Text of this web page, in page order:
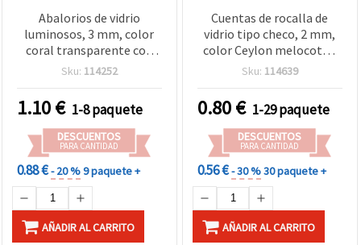
Abalorios de vidrio
luminosos, 3 mm, color
coral transparente con
hilo luminiscente - 50 g
Sku: 114252
1.10€ 1-8 paquete
DESCUENTOS
PARA CANTIDAD
0.88 €- 20 %9 paquete +
AÑADIR AL CARRITO
Cuentas de rocalla de
vidrio tipo checo, 2 mm,
color Ceylon melocotón
pálido, 15 g (~2050 piezas)
Sku: 114639
0.80€ 1-29 paquete
DESCUENTOS
PARA CANTIDAD
0.56 €- 30 %30 paquete +
AÑADIR AL CARRITO